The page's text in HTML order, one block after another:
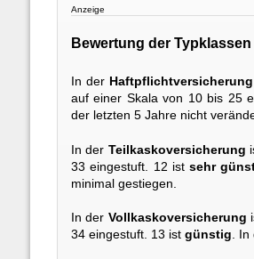
Anzeige
Bewertung der Typklassen
In der Haftpflichtversicherung
auf einer Skala von 10 bis 25
der letzten 5 Jahre nicht
In der Teilkaskoversicherung
33 eingestuft. 12 istsehr
minimal gestiegen.
In der Vollkaskoversicherung
34 eingestuft. 13 ist günstig. In